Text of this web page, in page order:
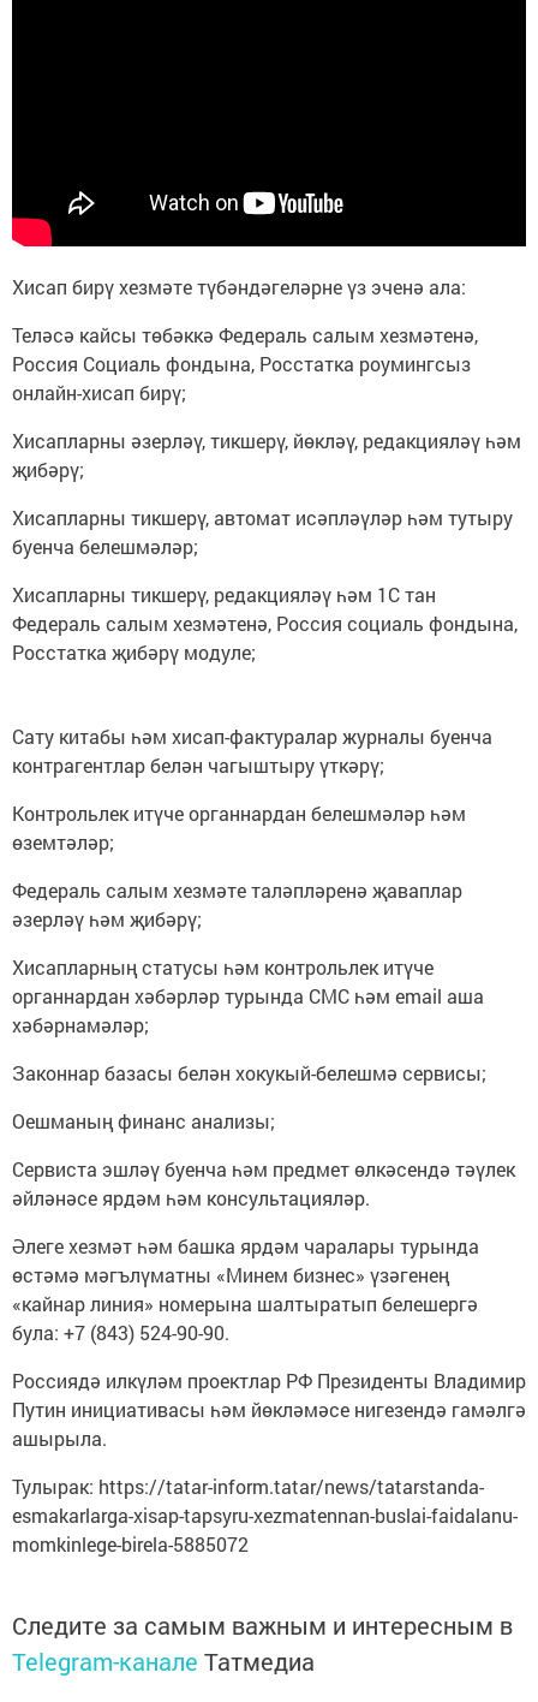
Хисап бирү хезмәте түбәндәгеләрне үз эченә ала:
Теләсә кайсы төбәккә Федераль салым хезмәтенә,
Россия Социаль фондына, Росстатка роумингсыз
онлайн-хисап бирү;
Хисапларны әзерләү, тикшерү, йөкләү, редакцияләү һәм
җибәрү;
Хисапларны тикшерү, автомат исәпләүләр һәм тутыру
буенча белешмәләр;
Хисапларны тикшерү, редакцияләү һәм 1С тан
Федераль салым хезмәтенә, Россия социаль фондына,
Росстатка җибәрү модуле;
Сату китабы һәм хисап-фактуралар журналы буенча
контрагентлар белән чагыштыру үткәрү;
Контрольлек итүче органнардан белешмәләр һәм
өземтәләр;
Федераль салым хезмәте таләпләренә җаваплар
әзерләү һәм җибәрү;
Хисапларның статусы һәм контрольлек итүче
органнардан хәбәрләр турында СМС һәм email аша
хәбәрнамәләр;
Законнар базасы белән хокукый-белешмә сервисы;
Оешманың финанс анализы;
Сервиста эшләү буенча һәм предмет өлкәсендә тәүлек
әйләнәсе ярдәм һәм консультацияләр.
Әлеге хезмәт һәм башка ярдәм чаралары турында
өстәмә мәгълүматны «Минем бизнес» үзәгенең
«кайнар линия» номерына шалтыратып белешергә
була: +7 (843) 524-90-90.
Россиядә илкүләм проектлар РФ Президенты Владимир
Путин инициативасы һәм йөкләмәсе нигезендә гамәлгә
ашырыла.
Тулырак: https://tatar-inform.tatar/news/tatarstanda-
esmakarlarga-xisap-tapsyru-xezmatennan-buslai-faidalanu-
momkinlege-birela-5885072
Следите за самым важным и интересным в
Telegram-канале Татмедиа